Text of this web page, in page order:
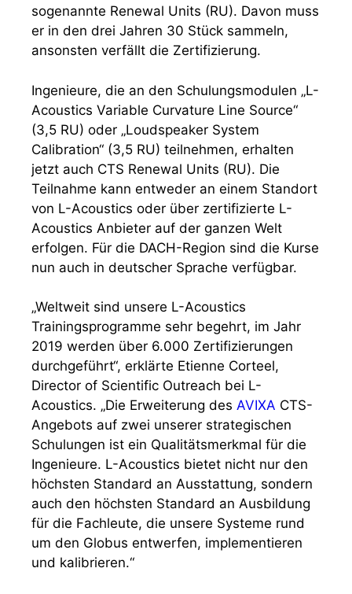
sogenannte Renewal Units (RU). Davon muss
er in den drei Jahren 30 Stück sammeln,
ansonsten verfällt die Zertifizierung.
Ingenieure, die an den Schulungsmodulen „L-
Acoustics Variable Curvature Line Source“
(3,5 RU) oder „Loudspeaker System
Calibration“ (3,5 RU) teilnehmen, erhalten
jetzt auch CTS Renewal Units (RU). Die
Teilnahme kann entweder an einem Standort
von L-Acoustics oder über zertifizierte L-
Acoustics Anbieter auf der ganzen Welt
erfolgen. Für die DACH-Region sind die Kurse
nun auch in deutscher Sprache verfügbar.
„Weltweit sind unsere L-Acoustics
Trainingsprogramme sehr begehrt, im Jahr
2019 werden über 6.000 Zertifizierungen
durchgeführt“, erklärte Etienne Corteel,
Director of Scientific Outreach bei L-
Acoustics. „Die Erweiterung des AVIXA CTS-
Angebots auf zwei unserer strategischen
Schulungen ist ein Qualitätsmerkmal für die
Ingenieure. L-Acoustics bietet nicht nur den
höchsten Standard an Ausstattung, sondern
auch den höchsten Standard an Ausbildung
für die Fachleute, die unsere Systeme rund
um den Globus entwerfen, implementieren
und kalibrieren.“